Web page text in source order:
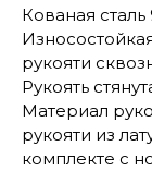
Кованая сталь
рукояти
Рукоять
Материал
рукояти из
комплекте с